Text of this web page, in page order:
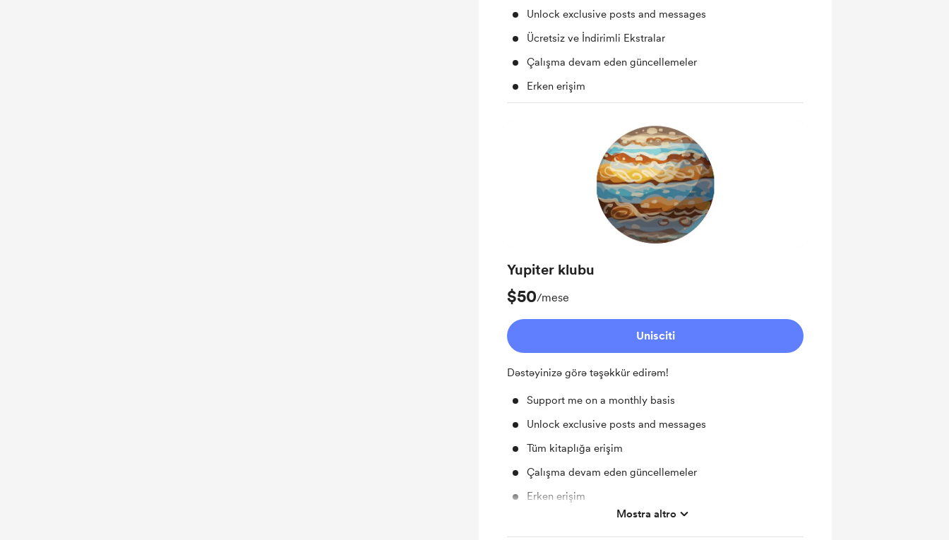
Unlock exclusive posts and messages
Ücretsiz ve İndirimli Ekstralar
Çalışma devam eden güncellemeler
Erken erişim
Yupiter klubu
$50/mese
Unisciti
Dəstəyinizə görə təşəkkür edirəm!
Support me on a monthly basis
Unlock exclusive posts and messages
Tüm kitaplığa erişim
Çalışma devam eden güncellemeler
Erken erişim
Ücretsiz ve İndirimli Ekstralar
Mostra altro